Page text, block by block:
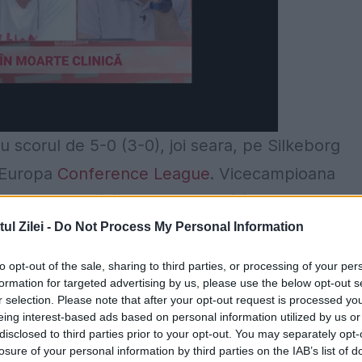
Zilei - Do Not Process My Personal Information
opt-out of the sale, sharing to third parties, or processing of your
for targeted advertising by us, please use the below opt-out
selection. Please note that after your opt-out request is processed
interest-based ads based on personal information utilized by us
to third parties prior to your opt-out. You may separately
of your personal information by third parties on the IAB’s list of
scorul de 5-0 (3-0), joi seara, pe Silkeborg
Conference League. Vicecampioana
Klynge (3), Kasper Kusk (7), Nicklas
(58) şi Tonni Adamsen (71).
facă remarcată din primele minute. FCSB a
unsprezece, fapt dovedit şi de faptul